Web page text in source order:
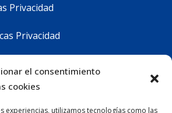
el consentimiento
cookies
experiencias, utilizamos tecnologías como las
Privacidad
Privacidad
Privacidad